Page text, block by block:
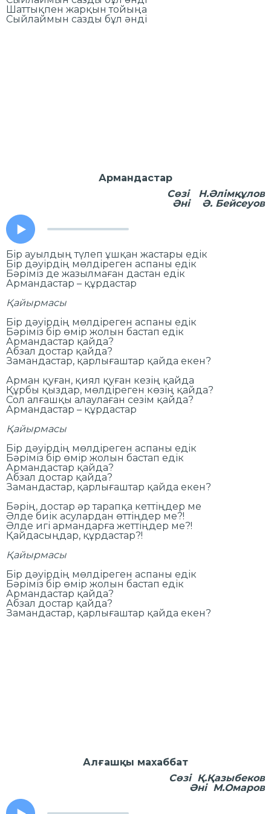
Шаттықпен жарқын тойыңа
Сыйлаймын сазды бұл әнді
Армандастар
Сөзі Н.Әлімқұлов
Әні Ә. Бейсеуов
Бір ауылдың түлеп ұшқан жастары едік
Бір дәуірдің мөлдіреген аспаны едік
Бәріміз де жазылмаған дастан едік
Армандастар – құрдастар
Қайырмасы
Бір дәуірдің мөлдіреген аспаны едік
Бәріміз бір өмір жолын бастап едік
Армандастар қайда?
Абзал достар қайда?
Замандастар, қарлығаштар қайда екен?
Арман қуған, қиял қуған кезің қайда
Құрбы қыздар, мөлдіреген көзің қайда?
Сол алғашқы алаулаған сезім қайда?
Армандастар – құрдастар
Қайырмасы
Бір дәуірдің мөлдіреген аспаны едік
Бәріміз бір өмір жолын бастап едік
Армандастар қайда?
Абзал достар қайда?
Замандастар, қарлығаштар қайда екен?
Бәрің, достар әр тарапқа кеттіңдер ме
Әлде биік асулардан өттіңдер ме?!
Әлде игі армандарға жеттіңдер ме?!
Қайдасыңдар, құрдастар?!
Қайырмасы
Бір дәуірдің мөлдіреген аспаны едік
Бәріміз бір өмір жолын бастап едік
Армандастар қайда?
Абзал достар қайда?
Замандастар, қарлығаштар қайда екен?
Алғашқы махаббат
Сөзі Қ.Қазыбеков
Әні М.Омаров